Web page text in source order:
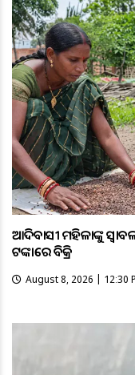
ଆଦିବାସୀ ମହିଳାଙ୍କୁ
ଟଙ୍କାରେ ବିକ୍ରି
August 8, 2026 | 12:30